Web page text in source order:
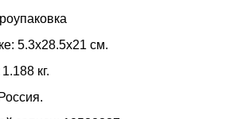
5.3x28.5x21 см.
кг.